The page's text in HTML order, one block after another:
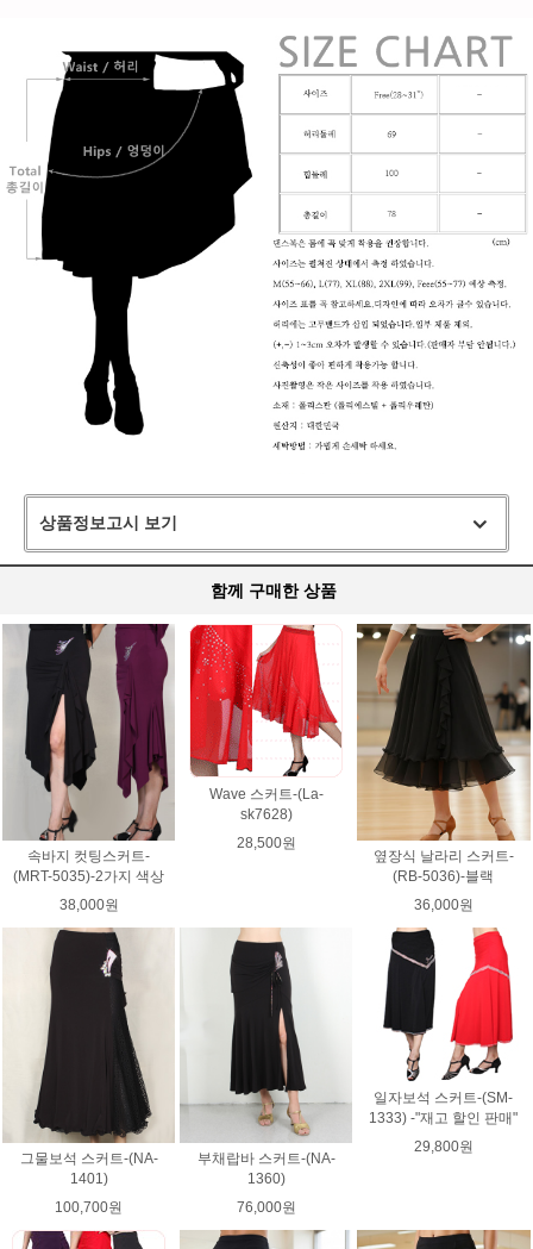
상품정보고시 보기
함께 구매한 상품
속바지 컷팅스커트-
(MRT-5035)-2가지 색상
38,000원
Wave 스커트-(La-
sk7628)
28,500원
옆장식 날라리 스커트-
(RB-5036)-블랙
36,000원
그물보석 스커트-(NA-
1401)
100,700원
부채랍바 스커트-(NA-
1360)
76,000원
일자보석 스커트-(SM-
1333) -"재고 할인 판매"
29,800원